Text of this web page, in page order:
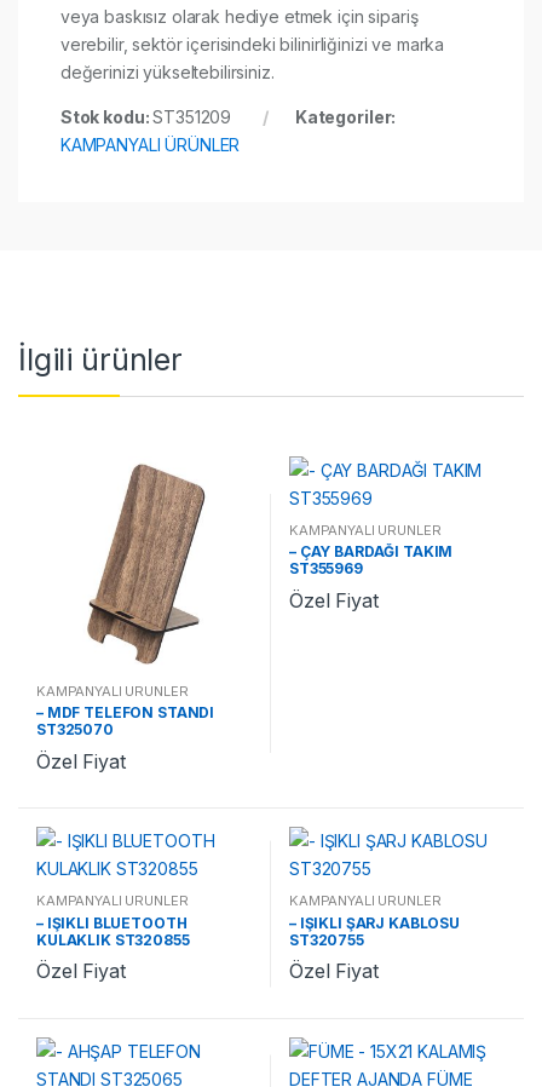
veya baskısız olarak hediye etmek için sipariş
verebilir, sektör içerisindeki bilinirliğinizi ve marka
değerinizi yükseltebilirsiniz.
Stok kodu:ST351209
Kategoriler:
KAMPANYALI ÜRÜNLER
İlgili ürünler
KAMPANYALI ÜRÜNLER
– MDF TELEFON STANDI
ST325070
Özel Fiyat
KAMPANYALI ÜRÜNLER
– ÇAY BARDAĞI TAKIM
ST355969
Özel Fiyat
KAMPANYALI ÜRÜNLER
– IŞIKLI BLUETOOTH
KULAKLIK ST320855
Özel Fiyat
KAMPANYALI ÜRÜNLER
– IŞIKLI ŞARJ KABLOSU
ST320755
Özel Fiyat